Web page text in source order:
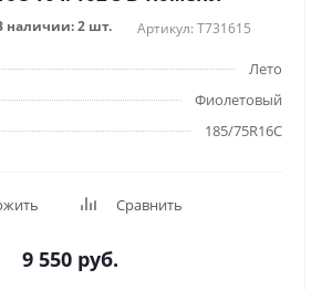
наличии: 2 шт. Артикул: T731615
Лето
Фиолетовый
185/75R16C
Сравнить
9 550 руб.